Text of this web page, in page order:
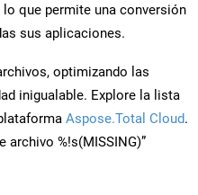
que permite una conversión
sus aplicaciones.
optimizando las
inigualable. Explore la lista
Aspose.Total Cloud.
%!s(MISSING)”